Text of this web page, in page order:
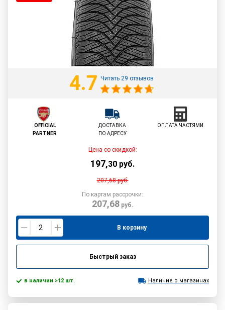
4.7 Читать 29 отзывов
OFFICIAL
PARTNER
ДОСТАВКА
ПО АДРЕСУ
ОПЛАТА ЧАСТЯМИ
Цена со скидкой:
197,30 руб.
207,68руб.
По картам рассрочки:
207,68руб.
В корзину
Быстрый заказ
в наличии >12 шт. Наличие в магазинах